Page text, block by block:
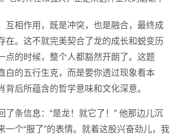
互相作用，既是冲突，也是融合，最终成
在。这不就完美契合了龙的成长和蜕变历
点的时候，整个人都豁然开朗了。这题
白的五行生克，而是要你透过现象看本
背后所蕴含的哲学意味和文化深意。
了条信息：“是龙！就它了！” 他那边儿沉
一个“服了”的表情。就着这股兴奋劲儿，我